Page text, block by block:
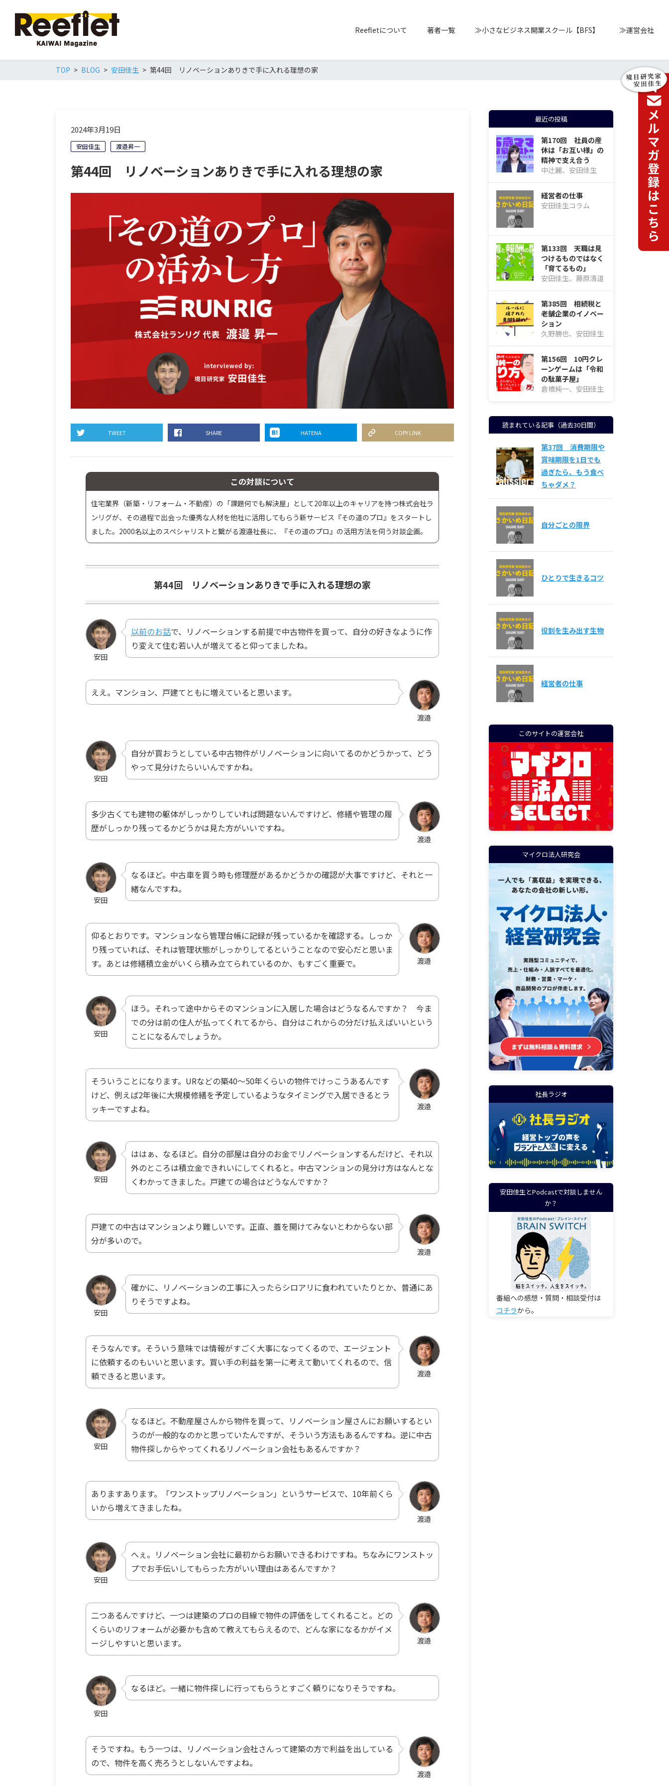
Reefletについて 著者一覧 ≫小さなビジネス開業スクール【BFS】 ≫運営会社
TOP BLOG 安田佳生 第44回 リノベーションありきで手に入れる理想の家
2024年3月19日
安田佳生 渡邉昇一
第44回 リノベーションありきで手に入れる理想の家
TWEET SHARE HATENA COPY LINK
この対談について
住宅業界（新築・リフォーム・不動産）の「課題何でも解決屋」として20年以上のキャリアを持つ株式会社ラ
ンリグが、その過程で出会った優秀な人材を他社に活用してもらう新サービス『その道のプロ』をスタートし
ました。2000名以上のスペシャリストと繋がる渡邉社長に、『その道のプロ』の活用方法を伺う対談企画。
第44回 リノベーションありきで手に入れる理想の家
安田
以前のお話で、リノベーションする前提で中古物件を買って、自分の好きなように作
り変えて住む若い人が増えてると仰ってましたね。
渡邉
ええ。マンション、戸建てともに増えていると思います。
安田
自分が買おうとしている中古物件がリノベーションに向いてるのかどうかって、どう
やって見分けたらいいんですかね。
渡邉
多少古くても建物の躯体がしっかりしていれば問題ないんですけど、修繕や管理の履
歴がしっかり残ってるかどうかは見た方がいいですね。
安田
なるほど。中古車を買う時も修理歴があるかどうかの確認が大事ですけど、それと一
緒なんですね。
渡邉
仰るとおりです。マンションなら管理台帳に記録が残っているかを確認する。しっか
り残っていれば、それは管理状態がしっかりしてるということなので安心だと思いま
す。あとは修繕積立金がいくら積み立てられているのか、もすごく重要で。
安田
ほう。それって途中からそのマンションに入居した場合はどうなるんですか？ 今ま
での分は前の住人が払ってくれてるから、自分はこれからの分だけ払えばいいという
ことになるんでしょうか。
渡邉
そういうことになります。URなどの築40〜50年くらいの物件でけっこうあるんです
けど、例えば2年後に大規模修繕を予定しているようなタイミングで入居できるとラ
ッキーですよね。
安田
ははぁ、なるほど。自分の部屋は自分のお金でリノベーションするんだけど、それ以
外のところは積立金できれいにしてくれると。中古マンションの見分け方はなんとな
くわかってきました。戸建ての場合はどうなんですか？
渡邉
戸建ての中古はマンションより難しいです。正直、蓋を開けてみないとわからない部
分が多いので。
安田
確かに、リノベーションの工事に入ったらシロアリに食われていたりとか、普通にあ
りそうですよね。
渡邉
そうなんです。そういう意味では情報がすごく大事になってくるので、エージェント
に依頼するのもいいと思います。買い手の利益を第一に考えて動いてくれるので、信
頼できると思います。
安田
なるほど。不動産屋さんから物件を買って、リノベーション屋さんにお願いするとい
うのが一般的なのかと思っていたんですが、そういう方法もあるんですね。逆に中古
物件探しからやってくれるリノベーション会社もあるんですか？
渡邉
ありますあります。「ワンストップリノベーション」というサービスで、10年前くら
いから増えてきましたね。
安田
へぇ。リノベーション会社に最初からお願いできるわけですね。ちなみにワンストッ
プでお手伝いしてもらった方がいい理由はあるんですか？
渡邉
二つあるんですけど、一つは建築のプロの目線で物件の評価をしてくれること。どの
くらいのリフォームが必要かも含めて教えてもらえるので、どんな家になるかがイメ
ージしやすいと思います。
安田
なるほど。一緒に物件探しに行ってもらうとすごく頼りになりそうですね。
渡邉
そうですね。もう一つは、リノベーション会社さんって建築の方で利益を出している
ので、物件を高く売ろうとしないんですよね。
最近の投稿
第170回 社員の産
休は「お互い様」の
精神で支え合う
中辻麗、安田佳生
経営者の仕事
安田佳生コラム
第133回 天職は見
つけるものではなく
「育てるもの」
安田佳生、藤原清道
第385回 相続税と
老舗企業のイノベー
ション
久野勝也、安田佳生
第156回 10円クレ
ーンゲームは「令和
の駄菓子屋」
倉橋純一、安田佳生
読まれている記事（過去30日間）
第37回 消費期限や
賞味期限を1日でも
過ぎたら、もう食べ
ちゃダメ？
自分ごとの限界
ひとりで生きるコツ
役割を生み出す生物
経営者の仕事
このサイトの運営会社
マイクロ法人研究会
社長ラジオ
安田佳生とPodcastで対談しません
か？
番組への感想・質問・相談受付は
コチラから。